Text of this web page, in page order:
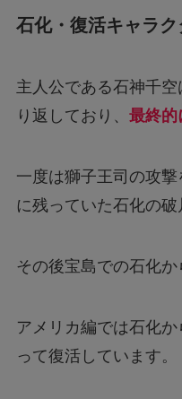
石化・復活キャラ
主人公である石神千
り返しており、 最終的
一度は獅子王司の攻
に残っていた石化の破
その後宝島での石化か
アメリカ編では石化
って復活しています。